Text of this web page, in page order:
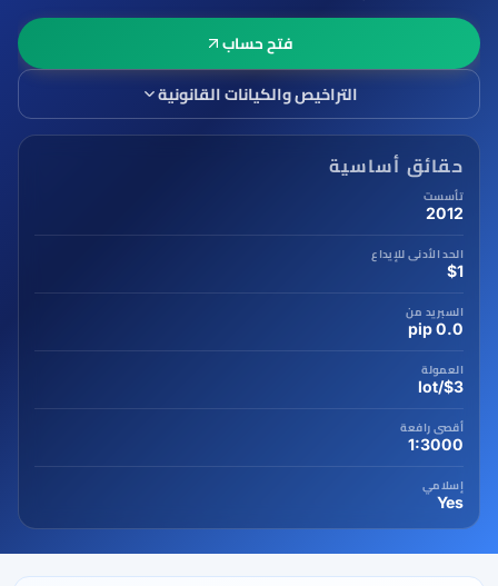
فتح حساب
التراخيص والكيانات القانونية
حقائق أساسية
تأسست
2012
الحد الأدنى للإيداع
$1
السبريد من
0.0 pip
العمولة
$3/lot
أقصى رافعة
1:3000
إسلامي
Yes